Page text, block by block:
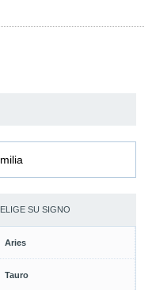
SU SIGNO
Aries
Tauro